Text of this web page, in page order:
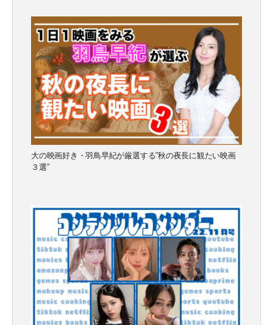
大の映画好き・羽鳥早紀が厳選する”秋の夜長に観たい映画
３選”